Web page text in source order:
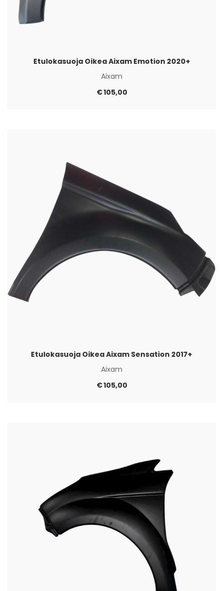
Etulokasuoja Oikea Aixam Emotion 2020+
Aixam
€105,00
Etulokasuoja Oikea Aixam Sensation 2017+
Aixam
€105,00